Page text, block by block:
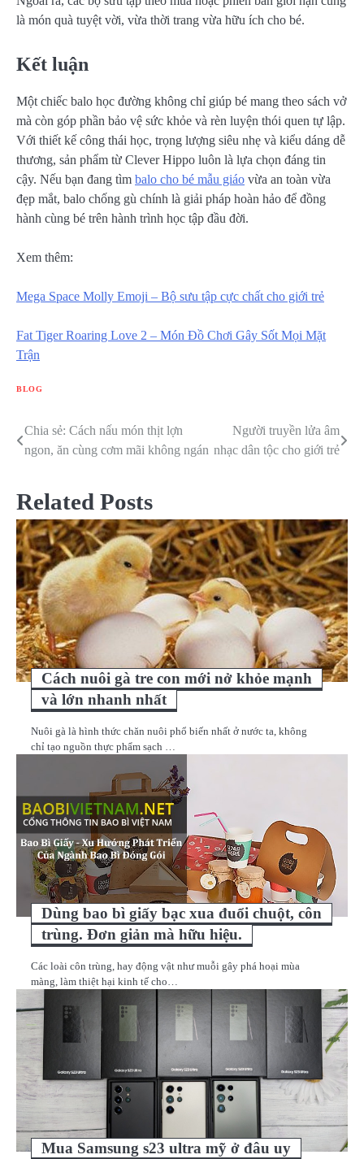
là món quà tuyệt vời, vừa thời trang vừa hữu ích cho bé.
Kết luận
Một chiếc balo học đường không chỉ giúp bé mang theo sách vở
mà còn góp phần bảo vệ sức khỏe và rèn luyện thói quen tự lập.
Với thiết kế công thái học, trọng lượng siêu nhẹ và kiểu dáng dễ
thương, sản phẩm từ Clever Hippo luôn là lựa chọn đáng tin
cậy. Nếu bạn đang tìm balo cho bé mẫu giáo vừa an toàn vừa
đẹp mắt, balo chống gù chính là giải pháp hoàn hảo để đồng
hành cùng bé trên hành trình học tập đầu đời.
Xem thêm:
Mega Space Molly Emoji – Bộ sưu tập cực chất cho giới trẻ
Fat Tiger Roaring Love 2 – Món Đồ Chơi Gây Sốt Mọi Mặt
Trận
BLOG
Điều
bài
viết
Chia sẻ: Cách nấu món thịt lợn
ngon, ăn cùng cơm mãi không ngán
Người truyền lửa âm
nhạc dân tộc cho giới trẻ
Related Posts
Cách nuôi gà tre con mới nở khỏe mạnh
và lớn nhanh nhất
Nuôi gà là hình thức chăn nuôi phổ biến nhất ở nước ta, không
chỉ tạo nguồn thực phẩm sạch …
Dùng bao bì giấy bạc xua đuổi chuột, côn
trùng. Đơn giản mà hữu hiệu.
Các loài côn trùng, hay động vật như muỗi gây phá hoại mùa
màng, làm thiệt hại kinh tế cho…
Mua Samsung s23 ultra mỹ ở đâu uy